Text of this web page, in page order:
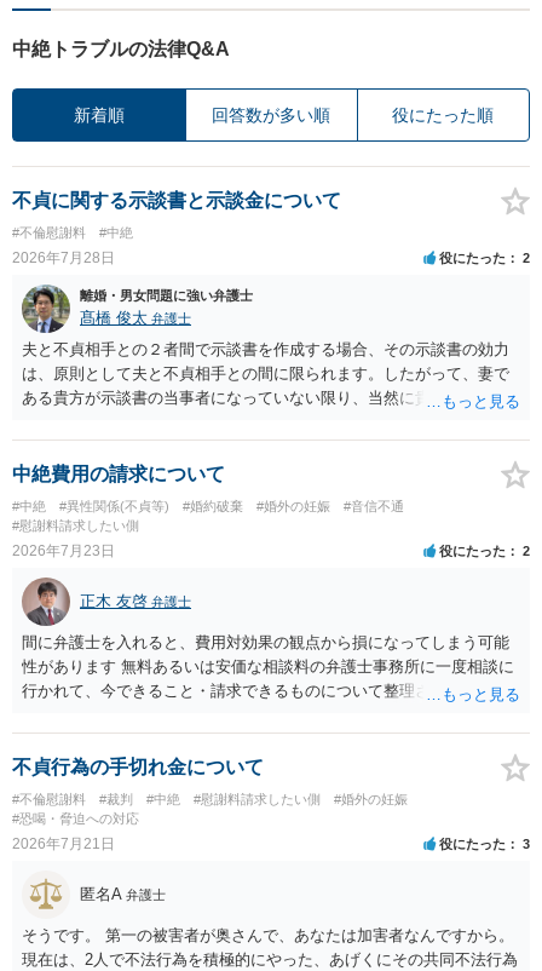
中絶トラブルの法律Q&A
新着順 回答数が多い順 役にたった順
不貞に関する示談書と示談金について
#不倫慰謝料 #中絶
2026年7月28日 役にたった 2
離婚・男女問題に強い弁護士
髙橋 俊太 弁護士
夫と不貞相手との２者間で示談書を作成する場合、その示談書の効力
は、原則として夫と不貞相手との間に限られます。したがって、妻で
ある貴方が示談書の当事者になっていない限り、当然に貴方の不貞慰
避けるためには、示談書の中に「本示談は夫と不貞相手との間の清算
に限るものであり、妻の不貞相手に対する慰謝料請求権を放棄・制限
するものではない」旨を明記しておく方が安全です。また、清算条項
を入れる場合にも、「夫と不貞相手との間に限る」と対象を明確にす
べきです。 他方、不貞相手が夫から示談金を受け取る場合、その名目
手側から「すでに夫との間で一定の清算がされている」「夫側から支
払を受けた」などと（その当否は別として）反論等されてこじれてし
まう可能性があります。そのため、示談金の趣旨、清算対象、妻の請
求権への影響を明確にしておくことが重要です。示談金１８０万円の
妥当性については、中絶、精神的苦痛、通院・治療の有無、診断内
絶について双方同意があったとしても、身体的・精神的負担が考慮さ
れることはありますが、夫が当初から離婚できないと伝えていた事情
があるなら、結婚期待を理由とする損害については争い得る部分もあ
ります。 なお、貴方から不貞相手へ請求する慰謝料額は、夫が不貞相
手に支払う示談金額だけで決まるものではありません。不貞期間、回
数、婚姻期間、夫婦関係への影響、離婚・別居の有無、相手方の認識
等によって判断されます。 今後の状況等に応じて、弁護士への個別相
談も検討なさった方がよいでしょう。
中絶費用の請求について
#中絶 #異性関係(不貞等) #婚約破棄 #婚外の妊娠
#音信不通
#慰謝料請求したい側
2026年7月23日 役にたった 2
正木 友啓 弁護士
間に弁護士を入れると、費用対効果の観点から損になってしまう可能
性があります 無料あるいは安価な相談料の弁護士事務所に一度相談に
行かれて、今できること・請求できるものについて整理されるのがよ
不貞行為の手切れ金について
#不倫慰謝料 #裁判 #中絶 #慰謝料請求したい側
#婚外の妊娠
#恐喝・脅迫への対応
2026年7月21日 役にたった 3
匿名A 弁護士
そうです。 第一の被害者が奥さんで、あなたは加害者なんですから。
現在は、2人で不法行為を積極的にやった、あげくにその共同不法行為